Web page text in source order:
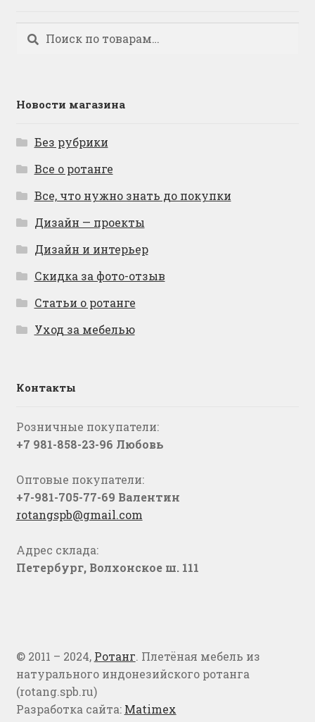
Искать:
Поиск
Новости магазина
Без рубрики
Все о ротанге
Все, что нужно знать до покупки
Дизайн — проекты
Дизайн и интерьер
Скидка за фото-отзыв
Статьи о ротанге
Уход за мебелью
Контакты
Розничные покупатели:
+7 981-858-23-96 Любовь
Оптовые покупатели:
+7-981-705-77-69 Валентин
rotangspb@gmail.com
Адрес склада:
Петербург, Волхонское ш. 111
© 2011 – 2024, Ротанг. Плетёная мебель из
натурального индонезийского ротанга
(rotang.spb.ru)
Разработка сайта: Matimex